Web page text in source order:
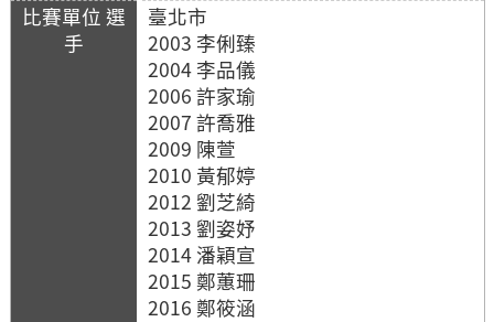
臺北市
2003 李俐臻
2004 李品儀
2006 許家瑜
2007 許喬雅
2009 陳萱
2010 黃郁婷
2012 劉芝綺
2013 劉姿妤
2014 潘穎宣
2015 鄭蕙珊
2016 鄭筱涵